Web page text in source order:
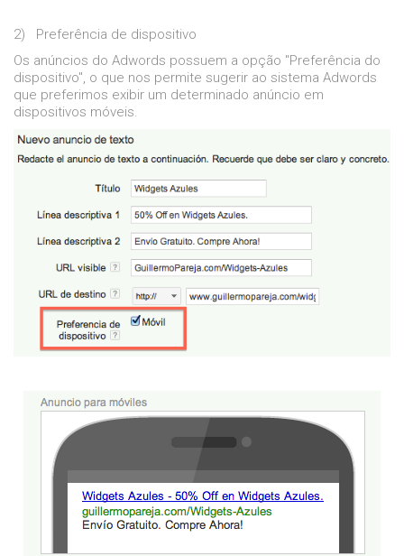
2) Preferência de dispositivo
Os anúncios do Adwords possuem a opção "Preferência do
dispositivo", o que nos permite sugerir ao sistema Adwords
que preferimos exibir um determinado anúncio em
dispositivos móveis.